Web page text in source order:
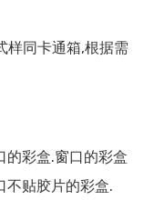
样同卡通箱,根据需
的彩盒.窗口的彩盒
不贴胶片的彩盒.